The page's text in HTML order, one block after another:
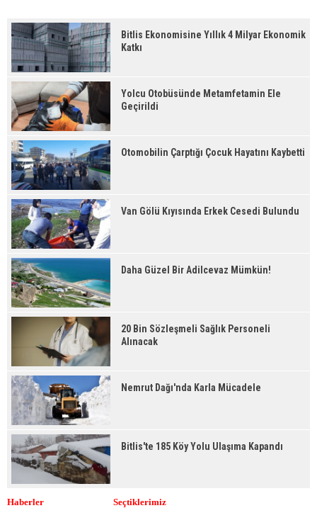
Bitlis Ekonomisine Yıllık 4 Milyar Ekonomik
Katkı
Yolcu Otobüsünde Metamfetamin Ele
Geçirildi
Otomobilin Çarptığı Çocuk Hayatını Kaybetti
Van Gölü Kıyısında Erkek Cesedi Bulundu
Daha Güzel Bir Adilcevaz Mümkün!
20 Bin Sözleşmeli Sağlık Personeli
Alınacak
Nemrut Dağı'nda Karla Mücadele
Bitlis'te 185 Köy Yolu Ulaşıma Kapandı
Haberler Seçtiklerimiz